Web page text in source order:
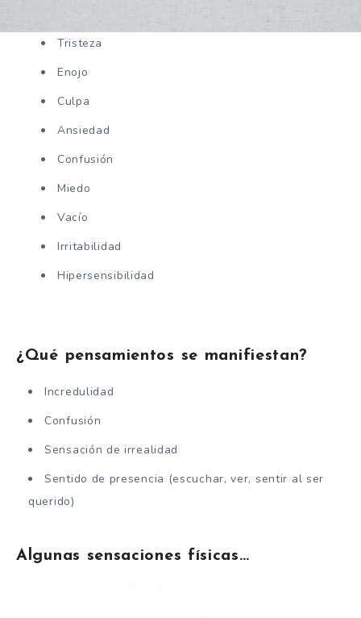
Tristeza
Enojo
Culpa
Ansiedad
Confusión
Miedo
Vacío
Irritabilidad
Hipersensibilidad
¿Qué pensamientos se manifiestan?
Incredulidad
Confusión
Sensación de irrealidad
Sentido de presencia (escuchar, ver, sentir al ser
querido)
Algunas sensaciones físicas…